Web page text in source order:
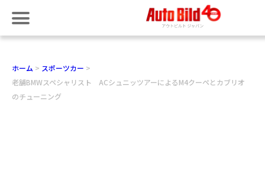
ホーム
スポーツカー
老舗BMWスペシャリスト ACシュニッツアーによるM4クーペとカブリオ
のチューニング